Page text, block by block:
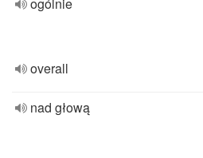
overall
nad głową